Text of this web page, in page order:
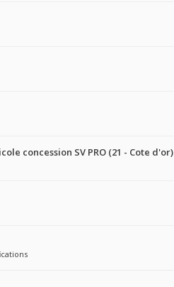
concession SV PRO (21 - Cote d'or)